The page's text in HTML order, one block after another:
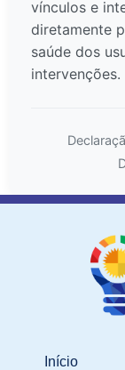
vínculos e
diretamente
saúde dos
intervenções.
Início